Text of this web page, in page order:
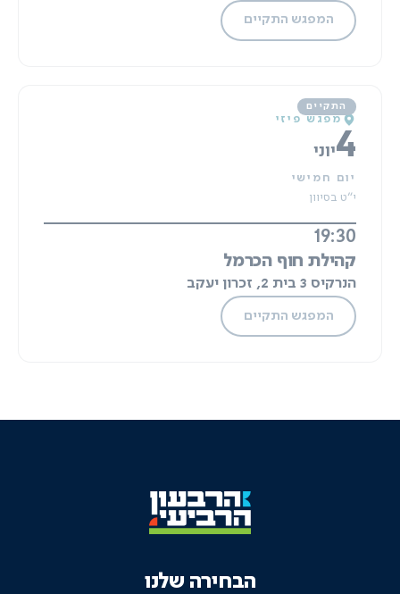
המפגש התקיים
מפגש פיזי
4יוני
יום חמישי
י"ט בסיוון
19:30
קהילת חוף הכרמל
הנרקיס 3 בית 2, זכרון יעקב
המפגש התקיים
הבחירה שלנו